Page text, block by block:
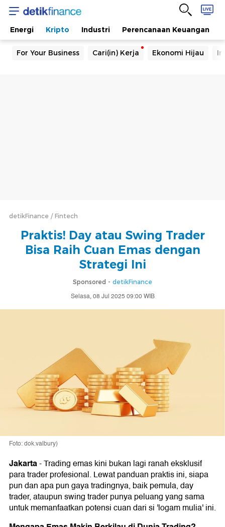
Energi Kripto Industri Perencanaan Keuangan
For Your Business Cari(in) Kerja Ekonomi Hijau
detikFinance Fintech
Praktis! Day atau Swing Trader
Bisa Raih Cuan Emas dengan
Strategi Ini
Sponsored - detikFinance
Selasa, 08 Jul 2025 09:00 WIB
Foto: dok.valbury)
Jakarta-Trading emas kini bukan lagi ranah eksklusif
para trader profesional. Lewat panduan praktis ini, siapa
pun dan apa pun gaya tradingnya, baik pemula, day
trader, ataupun swing trader punya peluang yang sama
untuk memanfaatkan potensi cuan dari si 'logam mulia' ini.